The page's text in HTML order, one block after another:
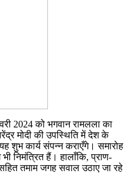
2024 को भगवान रामलला का
मोदी की उपस्थिति में देश के
शुभ कार्य संपन्न कराएँगे। समारोह
निमंत्रित हैं। हालाँकि, प्राण-
तमाम जगह सवाल उठाए जा रहे